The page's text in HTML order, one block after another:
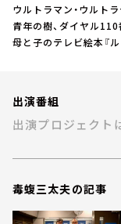
ウルトラマン・ウルトラ
青年の樹、ダイヤル110
母と子のテレビ絵本『ル
出演番組
出演プロジェクト
毒蝮三太夫の記事